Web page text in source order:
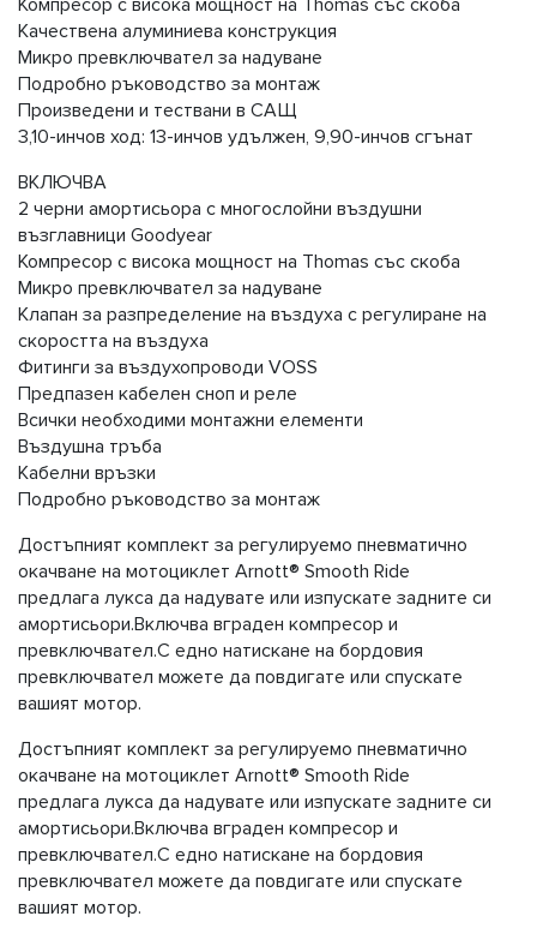
Компресор с висока мощност на Thomas със скоба
Качествена алуминиева конструкция
Микро превключвател за надуване
Подробно ръководство за монтаж
Произведени и тествани в САЩ
3,10-инчов ход: 13-инчов удължен, 9,90-инчов сгънат
ВКЛЮЧВА
2 черни амортисьора с многослойни въздушни
възглавници Goodyear
Компресор с висока мощност на Thomas със скоба
Микро превключвател за надуване
Клапан за разпределение на въздуха с регулиране на
скоростта на въздуха
Фитинги за въздухопроводи VOSS
Предпазен кабелен сноп и реле
Всички необходими монтажни елементи
Въздушна тръба
Кабелни връзки
Подробно ръководство за монтаж
Достъпният комплект за регулируемо пневматично
окачване на мотоциклет Arnott® Smooth Ride
предлага лукса да надувате или изпускате задните си
амортисьори.Включва вграден компресор и
превключвател.С едно натискане на бордовия
превключвател можете да повдигате или спускате
вашият мотор.
Достъпният комплект за регулируемо пневматично
окачване на мотоциклет Arnott® Smooth Ride
предлага лукса да надувате или изпускате задните си
амортисьори.Включва вграден компресор и
превключвател.С едно натискане на бордовия
превключвател можете да повдигате или спускате
вашият мотор.